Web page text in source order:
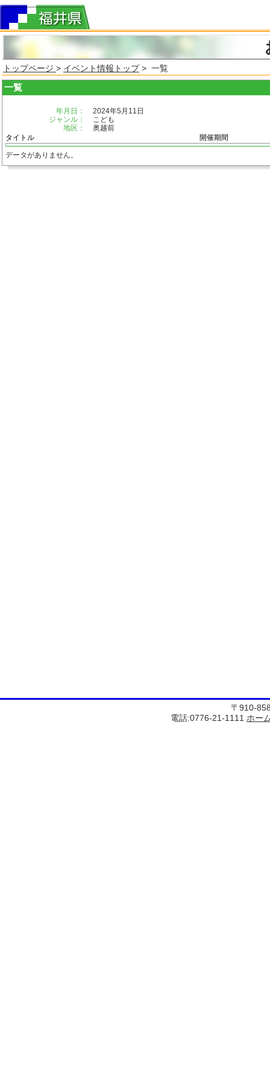
トップページ > イベント情報トップ> 一覧
一覧
年月日：
2024年5月11日
ジャンル：
こども
地区：
奥越前
タイトル
開催期間
データがありません。
〒910-
電話:0776-21-1111 ホー